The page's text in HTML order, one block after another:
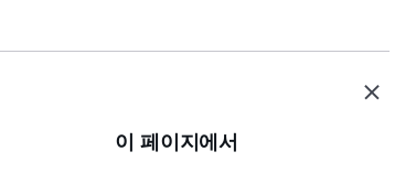
이 페이지에서